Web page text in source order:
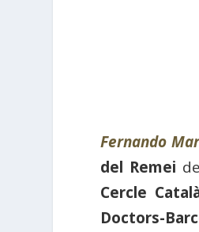
Fernando
del Remei
Cercle
Doctors-